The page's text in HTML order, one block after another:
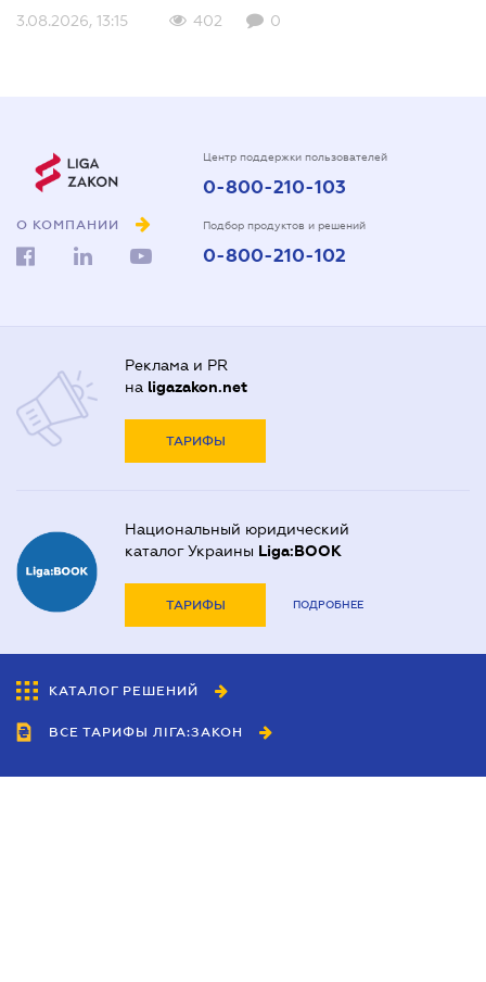
3.08.2026, 13:15 402 0
О КОМПАНИИ
Центр поддержки пользователей
0-800-210-103
Подбор продуктов и решений
0-800-210-102
Реклама и PR
на ligazakon.net
ТАРИФЫ
Национальный юридический
каталог Украины Liga:BOOK
ТАРИФЫ ПОДРОБНЕЕ
КАТАЛОГ РЕШЕНИЙ
ВСЕ ТАРИФЫ ЛІГА:ЗАКОН